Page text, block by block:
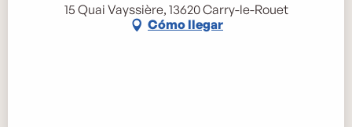
15 Quai Vayssière, 13620 Carry-le-Rouet
Cómo llegar